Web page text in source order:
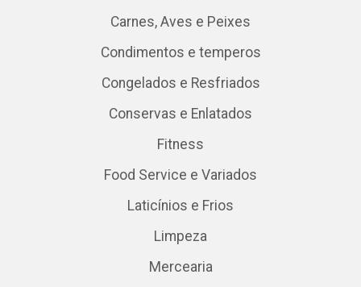
Carnes, Aves e Peixes
Condimentos e temperos
Congelados e Resfriados
Conservas e Enlatados
Fitness
Food Service e Variados
Laticínios e Frios
Limpeza
Mercearia